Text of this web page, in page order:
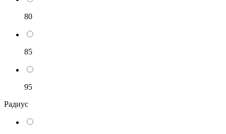
80
85
95
Радиус